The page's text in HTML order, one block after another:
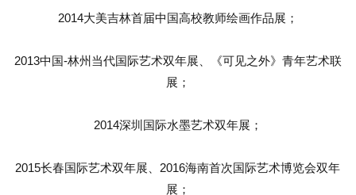
2014大美吉林首届中国高校教师绘画作品展；
2013中国-林州当代国际艺术双年展、《可见之外》青年艺术联
展；
2014深圳国际水墨艺术双年展；
2015长春国际艺术双年展、2016海南首次国际艺术博览会双年
展；